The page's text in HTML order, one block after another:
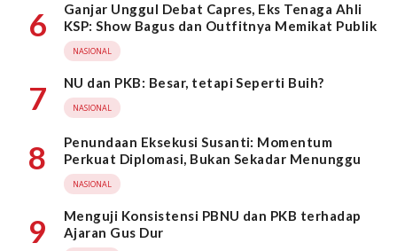
6
Ganjar Unggul Debat Capres, Eks Tenaga Ahli
KSP: Show Bagus dan Outfitnya Memikat Publik
NASIONAL
7 NU dan PKB: Besar, tetapi Seperti Buih?
NASIONAL
8
Penundaan Eksekusi Susanti: Momentum
Perkuat Diplomasi, Bukan Sekadar Menunggu
NASIONAL
9
Menguji Konsistensi PBNU dan PKB terhadap
Ajaran Gus Dur